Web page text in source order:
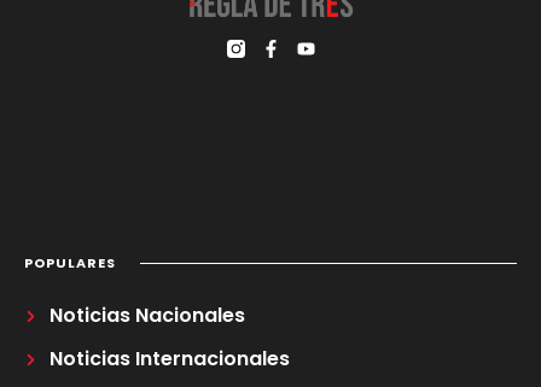
POPULARES
Noticias Nacionales
Noticias Internacionales